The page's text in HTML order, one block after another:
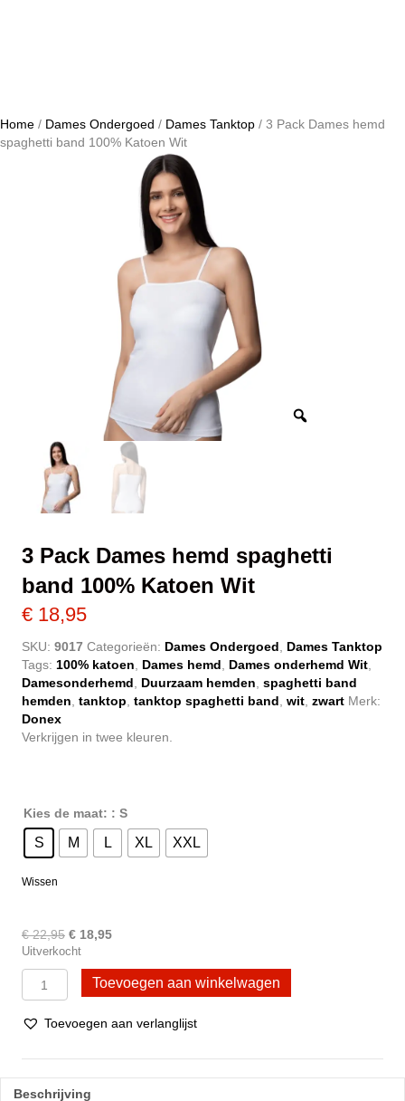
Home / Dames Ondergoed / Dames Tanktop / 3 Pack Dames hemd
spaghetti band 100% Katoen Wit
3 Pack Dames hemd spaghetti
band 100% Katoen Wit
€ 18,95
SKU: 9017 Categorieën: Dames Ondergoed, Dames Tanktop
Tags: 100% katoen, Dames hemd, Dames onderhemd Wit,
Damesonderhemd, Duurzaam hemden, spaghetti band
hemden, tanktop, tanktop spaghetti band, wit, zwart Merk:
Donex
Verkrijgen in twee kleuren.
Kies de maat: : S
S M L XL XXL
Wissen
€22,95 Oorspronkelijke
prijs
was:
€ 22,95.
€ 18,95Huidige
is:
€ 18,95.
Uitverkocht
Pack
hemd
100%
Toevoegen aan winkelwagen
Toevoegen aan verlanglijst
Beschrijving